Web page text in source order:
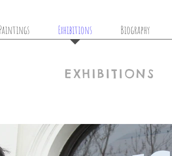
Exhibitions Biography
EXHIBITIONS